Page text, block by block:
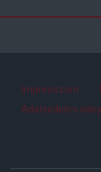
Impresszum
Adatvédelmi